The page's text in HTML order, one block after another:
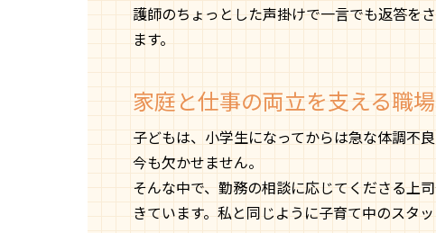
護師のちょっとした声掛けで一言でも返答を
ます。
家庭と仕事の両立を支える職
子どもは、小学生になってからは急な体調不
今も欠かせません。
そんな中で、勤務の相談に応じてくださる上
きています。私と同じように子育て中のスタ